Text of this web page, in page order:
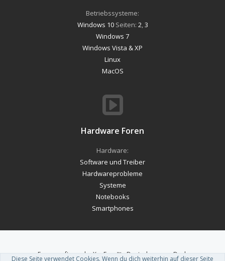
Betriebssysteme:
Windows 10Seiten: 2,3
Windows 7
Windows Vista & XP
Linux
MacOS
Hardware Foren
Hardware:
Software und Treiber
Hardwareprobleme
Systeme
Notebooks
Smartphones
Forum software by XenForo™-Deutsch von xenDach
Diese Seite verwendet Cookies. Wenn du dich weiterhin auf dieser Seite